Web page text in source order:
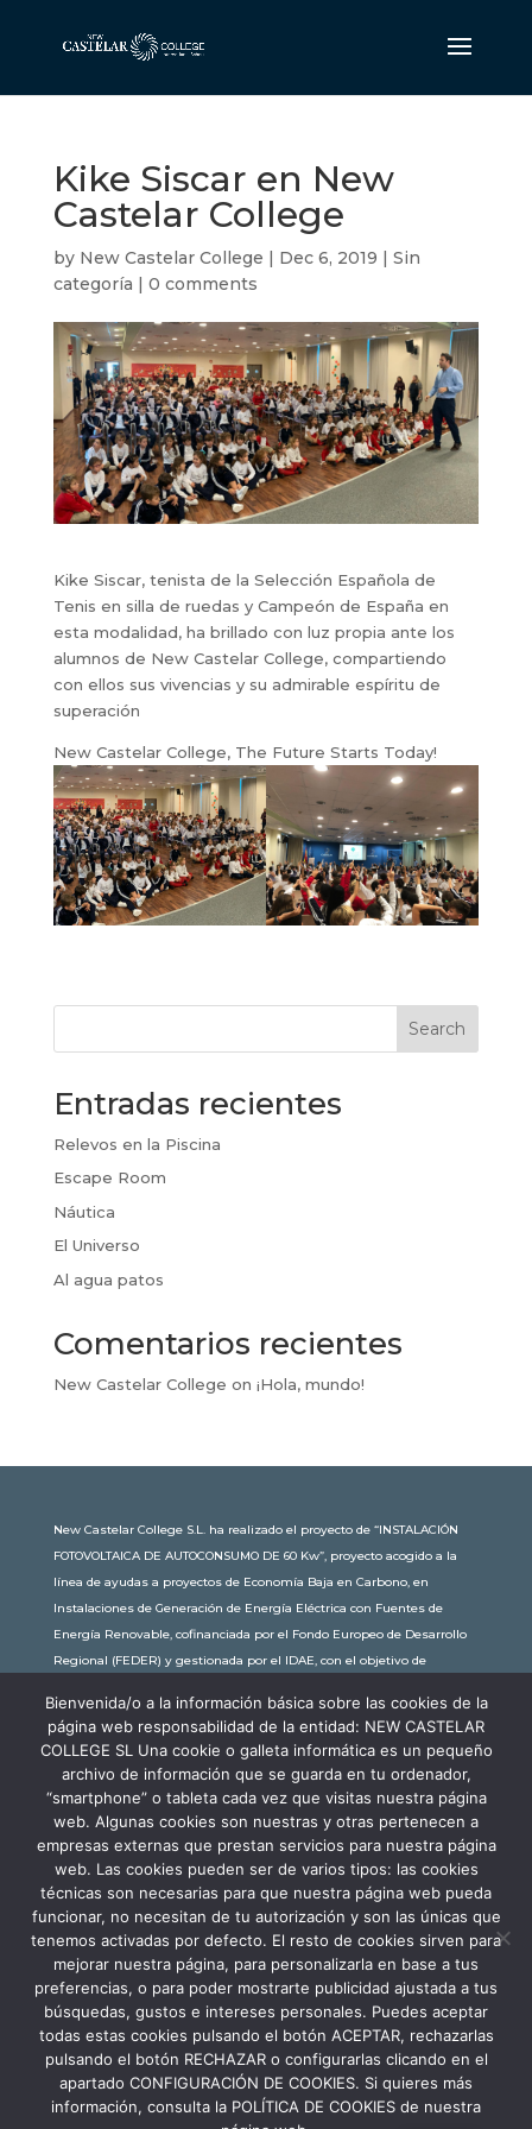
Kike Siscar en New
Castelar College
by New Castelar College | Dec 6, 2019 | Sin
categoría | 0 comments
Kike Siscar, tenista de la Selección Española de
Tenis en silla de ruedas y Campeón de España en
esta modalidad, ha brillado con luz propia ante los
alumnos de New Castelar College, compartiendo
con ellos sus vivencias y su admirable espíritu de
superación
New Castelar College, The Future Starts Today!
Search
Entradas recientes
Relevos en la Piscina
Escape Room
Náutica
El Universo
Al agua patos
Comentarios recientes
New Castelar College on ¡Hola, mundo!
New Castelar College S.L. ha realizado el proyecto de “INSTALACIÓN
FOTOVOLTAICA DE AUTOCONSUMO DE 60 Kw”, proyecto acogido a la
línea de ayudas a proyectos de Economía Baja en Carbono, en
Instalaciones de Generación de Energía Eléctrica con Fuentes de
Energía Renovable, cofinanciada por el Fondo Europeo de Desarrollo
Regional (FEDER) y gestionada por el IDAE, con el objetivo de
subvención de 30.245,63€. Con una potencia instalada de 60kW, la
comunidad educativa de New Castelar ahorra al planeta 34,79
toneladas de CO2 al año, lo que equivale a recorrer 116.677 km en coche
o plantar 116 árboles al año.
Aviso Legal Política de Privacidad
Bienvenida/o a la información básica sobre las cookies de la
página web responsabilidad de la entidad: NEW CASTELAR
COLLEGE SL Una cookie o galleta informática es un pequeño
archivo de información que se guarda en tu ordenador,
“smartphone” o tableta cada vez que visitas nuestra página
web. Algunas cookies son nuestras y otras pertenecen a
empresas externas que prestan servicios para nuestra página
web. Las cookies pueden ser de varios tipos: las cookies
técnicas son necesarias para que nuestra página web pueda
funcionar, no necesitan de tu autorización y son las únicas que
tenemos activadas por defecto. El resto de cookies sirven para
mejorar nuestra página, para personalizarla en base a tus
preferencias, o para poder mostrarte publicidad ajustada a tus
búsquedas, gustos e intereses personales. Puedes aceptar
todas estas cookies pulsando el botón ACEPTAR, rechazarlas
pulsando el botón RECHAZAR o configurarlas clicando en el
apartado CONFIGURACIÓN DE COOKIES. Si quieres más
información, consulta la POLÍTICA DE COOKIES de nuestra